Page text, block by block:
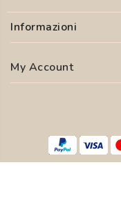
Informazioni
My Account